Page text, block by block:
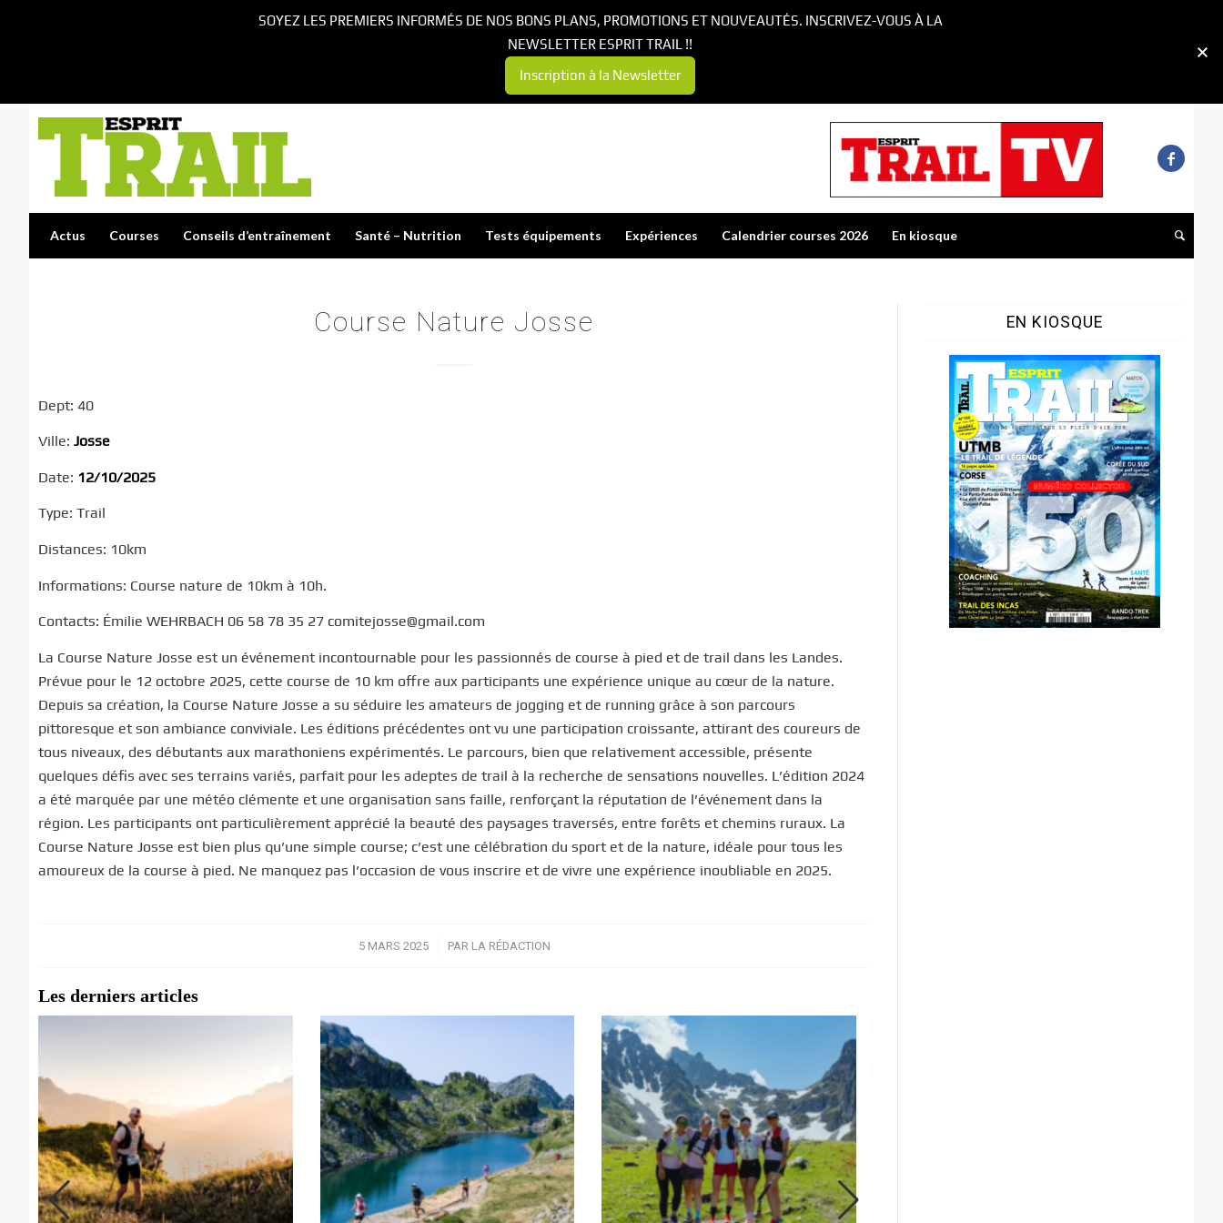
Actus Courses Conseils d’entraînement Santé – Nutrition Tests équipements Expériences Calendrier courses 2026 En kiosque
Course Nature Josse
Dept: 40
Ville: Josse
Date: 12/10/2025
Type: Trail
Distances: 10km
Informations: Course nature de 10km à 10h.
Contacts: Émilie WEHRBACH 06 58 78 35 27 comitejosse@gmail.com
La Course Nature Josse est un événement incontournable pour les passionnés de course à pied et de trail dans les Landes.
Prévue pour le 12 octobre 2025, cette course de 10 km offre aux participants une expérience unique au cœur de la nature.
Depuis sa création, la Course Nature Josse a su séduire les amateurs de jogging et de running grâce à son parcours
pittoresque et son ambiance conviviale. Les éditions précédentes ont vu une participation croissante, attirant des coureurs de
tous niveaux, des débutants aux marathoniens expérimentés. Le parcours, bien que relativement accessible, présente
quelques défis avec ses terrains variés, parfait pour les adeptes de trail à la recherche de sensations nouvelles. L’édition 2024
a été marquée par une météo clémente et une organisation sans faille, renforçant la réputation de l’événement dans la
région. Les participants ont particulièrement apprécié la beauté des paysages traversés, entre forêts et chemins ruraux. La
Course Nature Josse est bien plus qu’une simple course; c’est une célébration du sport et de la nature, idéale pour tous les
amoureux de la course à pied. Ne manquez pas l’occasion de vous inscrire et de vivre une expérience inoubliable en 2025.
5 MARS 2025
/ PAR LA RÉDACTION
Les derniers articles
EN KIOSQUE
SOYEZ LES PREMIERS INFORMÉS DE NOS BONS PLANS, PROMOTIONS ET NOUVEAUTÉS. INSCRIVEZ-VOUS À LA
NEWSLETTER ESPRIT TRAIL !!
Inscription à la Newsletter